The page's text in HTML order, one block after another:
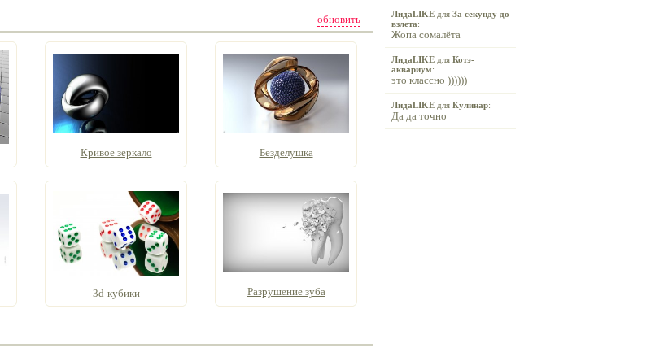
обновить
Кривое зеркало Безделушка
3d-кубики Разрушение зуба
ЛидаLIKE для За секунду до
взлета:
Жопа сомалёта
ЛидаLIKE для Котэ-
аквариум:
это классно ))))))
ЛидаLIKE для Кулинар:
Да да точно